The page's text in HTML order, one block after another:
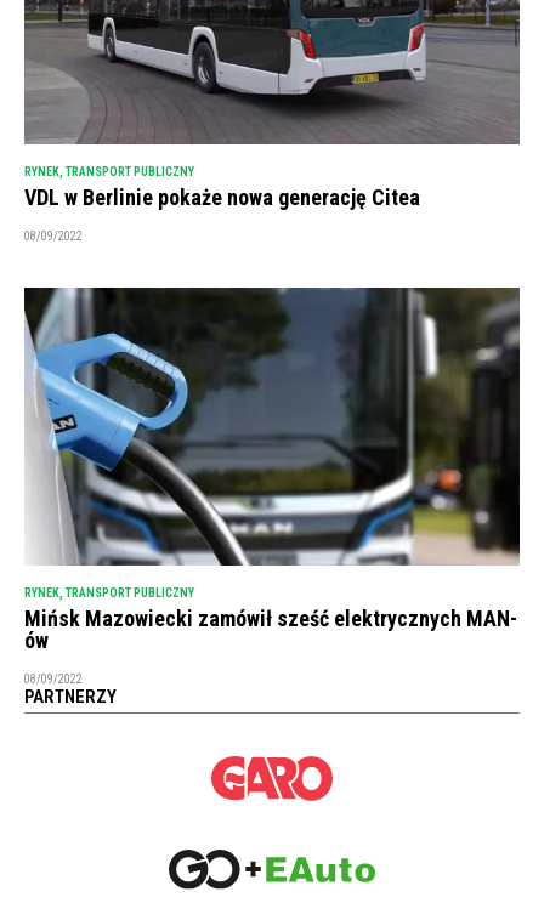
RYNEK TRANSPORT PUBLICZNY
VDL w Berlinie pokaże nowa generację Citea
08/09/2022
RYNEK, TRANSPORT PUBLICZNY
Mińsk Mazowiecki zamówił sześć elektrycznych MAN-
ów
08/09/2022
PARTNERZY